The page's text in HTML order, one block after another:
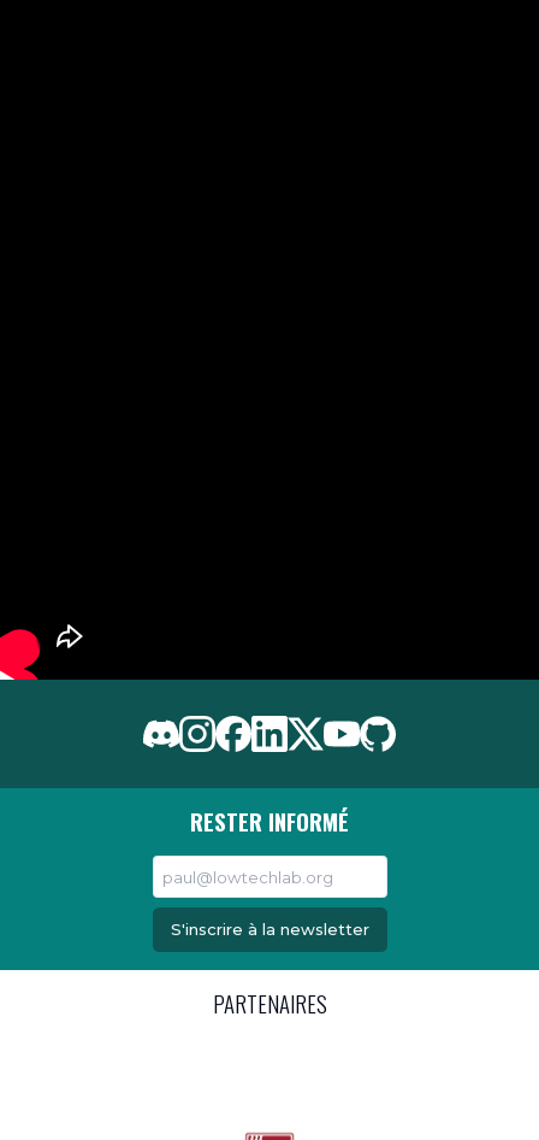
RESTER INFORMÉ
S'inscrire à la newsletter
PARTENAIRES